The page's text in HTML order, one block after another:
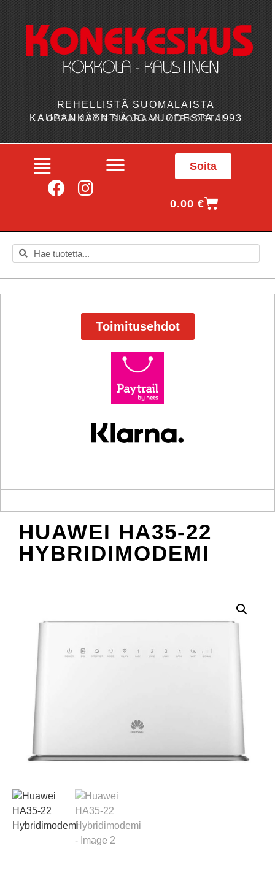
REHELLISTÄ SUOMALAISTA
KAUPANKÄYNTIÄ JO VUODESTA 1993
OSTA MYÖS SUORAAN VERKOSTA!
Soita
0.00€
Toimitusehdot
HUAWEI HA35-22
HYBRIDIMODEMI